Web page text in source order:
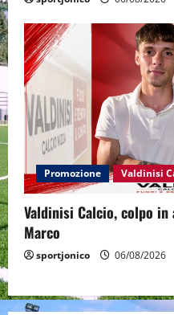
Promozione Valdinisi
Valdinisi Calcio, colpo in
Marco
sportjonico 06/08/2026